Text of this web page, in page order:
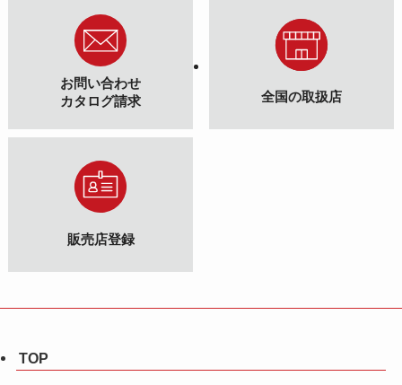
お問い合わせ
カタログ請求
全国の取扱店
販売店登録
TOP